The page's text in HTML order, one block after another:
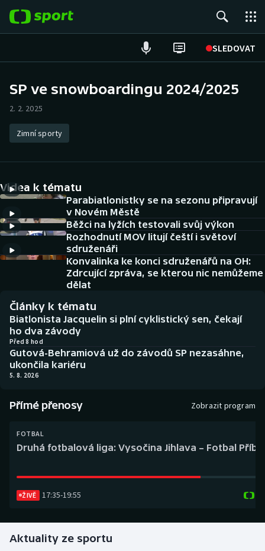
SLEDOVAT
Hokej
Tenis
Atletika
Cyklistika
DALŠÍ SPORTY
Americký fotbal
Baseball a softbal
Basketbal
Biatlon
Boby a skeleton
Dostihy
Futsal
NEPŘEHLÉDNĚTE
Historické návraty
Aplikace ČT sport
AZ kvíz
SP ve snowboardingu 2024/2025
2. 2. 2025
Zimní sporty
Videa k tématu
Parabiatlonistky se na sezonu připravují
v Novém Městě
Běžci na lyžích testovali svůj výkon
Rozhodnutí MOV litují čeští i světoví
sdruženáři
Konvalinka ke konci sdruženářů na OH:
Zdrcující zpráva, se kterou nic nemůžeme
dělat
Články k tématu
Biatlonista Jacquelin si plní cyklistický sen, čekají
ho dva závody
Před 8 hod
Gutová-Behramiová už do závodů SP nezasáhne,
ukončila kariéru
5. 8. 2026
Přímé přenosy Zobrazit program
FOTBAL
Druhá fotbalová liga: Vysočina Jihlava – Fotbal
ŽIVĚ 17:35-19:55
Aktuality ze sportu